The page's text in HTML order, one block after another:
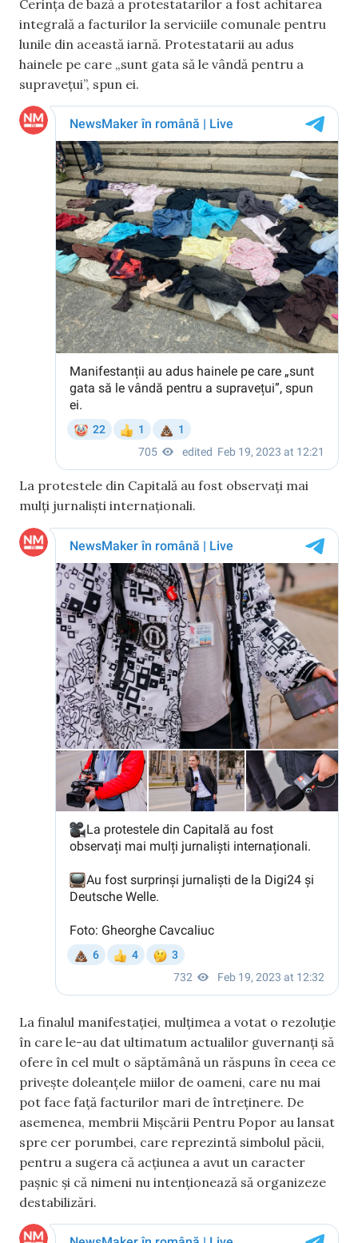
Cerința de bază a protestatarilor a fost achitarea
integrală a facturilor la serviciile comunale pentru
lunile din această iarnă. Protestatarii au adus
hainele pe care „sunt gata să le vândă pentru a
supravețui”, spun ei.
La protestele din Capitală au fost observați mai
mulți jurnaliști internaționali.
La finalul manifestației, mulțimea a votat o rezoluție
în care le-au dat ultimatum actualilor guvernanți să
ofere în cel mult o săptămână un răspuns în ceea ce
privește doleanțele miilor de oameni, care nu mai
pot face față facturilor mari de întreținere. De
asemenea, membrii Mișcării Pentru Popor au lansat
spre cer porumbei, care reprezintă simbolul păcii,
pentru a sugera că acțiunea a avut un caracter
pașnic și că nimeni nu intenționează să organizeze
destabilizări.